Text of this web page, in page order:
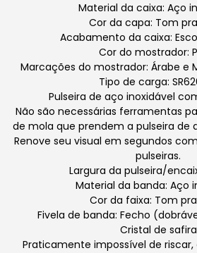
Material da caixa: Aço
Cor da capa: Tom
Acabamento da caixa:
Cor do mostrador:
Marcações do mostrador: Árabe e
Tipo de carga:
Pulseira de aço inoxidável
Não são necessárias ferramentas
de mola que prendem a pulseira de
Renove seu visual em segundos
pulseiras.
Largura da pulseira/
Material da banda: Aço
Cor da faixa: Tom
Fivela de banda: Fecho
Cristal de safira
Praticamente impossível de